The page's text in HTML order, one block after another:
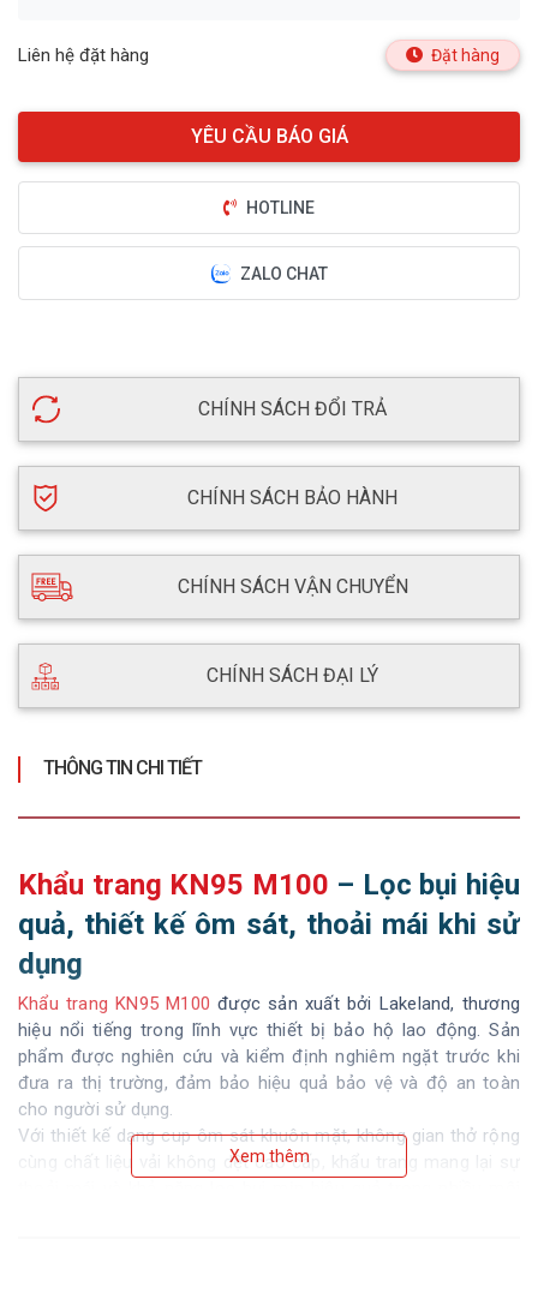
Liên hệ đặt hàng Đặt hàng
HOTLINE
ZALO CHAT
CHÍNH SÁCH ĐỔI TRẢ
CHÍNH SÁCH BẢO HÀNH
CHÍNH SÁCH VẬN CHUYỂN
CHÍNH SÁCH ĐẠI LÝ
THÔNG TIN CHI TIẾT
Khẩu trang KN95 M100 – Lọc bụi hiệu
quả, thiết kế ôm sát, thoải mái khi sử
dụng
Khẩu trang KN95 M100 được sản xuất bởi Lakeland, thương
hiệu nổi tiếng trong lĩnh vực thiết bị bảo hộ lao động. Sản
phẩm được nghiên cứu và kiểm định nghiêm ngặt trước khi
đưa ra thị trường, đảm bảo hiệu quả bảo vệ và độ an toàn
cho người sử dụng.
Với thiết kế dạng cup ôm sát khuôn mặt, không gian thở rộng
cùng chất liệu vải không dệt cao cấp, khẩu trang mang lại sự
Xem thêm